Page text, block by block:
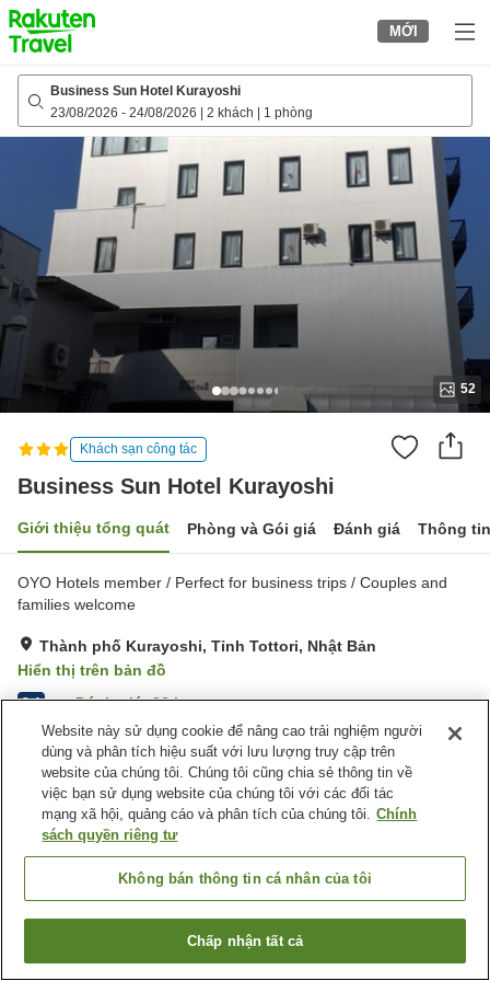
to
top
page
MỚI
Business Sun Hotel Kurayoshi
23/08/2026 - 24/08/2026 2 khách 1 phòng
52
Khách sạn công tác
Business Sun Hotel Kurayoshi
Giới thiệu tổng quát Phòng và Gói giá Đánh giá Thông
OYO Hotels member / Perfect for business trips / Couples and
families welcome
Thành phố Kurayoshi, Tỉnh Tottori, Nhật Bản
Hiển thị trên bản đồ
3.4 Đánh giá:36lượt
Tiện nghi chỗ nghỉ
Bãi đỗ xe Máy bán hàng tự động
Trang chủ Nhật Bản Tỉnh Tottori
Thành phố Kurayoshi
Business Sun Hotel Kurayoshi
Tìm phòng trống
Website này sử dụng cookie để nâng cao trải nghiệm người
dùng và phân tích hiệu suất với lưu lượng truy cập trên
website của chúng tôi. Chúng tôi cũng chia sẻ thông tin về
việc bạn sử dụng website của chúng tôi với các đối tác
mạng xã hội, quảng cáo và phân tích của chúng tôi. Chính
sách quyền riêng tư
Không bán thông tin cá nhân của tôi
Chấp nhận tất cả